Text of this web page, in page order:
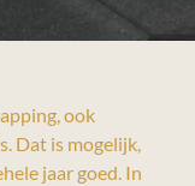
ook
Dat is mogelijk,
jaar goed. In